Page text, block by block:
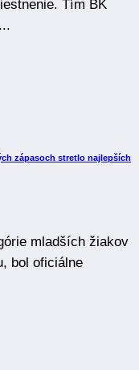
Tím BK
zápasoch stretlo najlepších
mladších žiakov
bol oficiálne